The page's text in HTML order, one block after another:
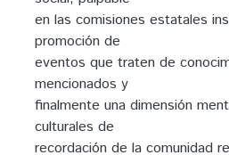
en las comisiones estatales
promoción de
eventos que traten de
mencionados y
finalmente una dimensión
culturales de
recordación de la comunidad